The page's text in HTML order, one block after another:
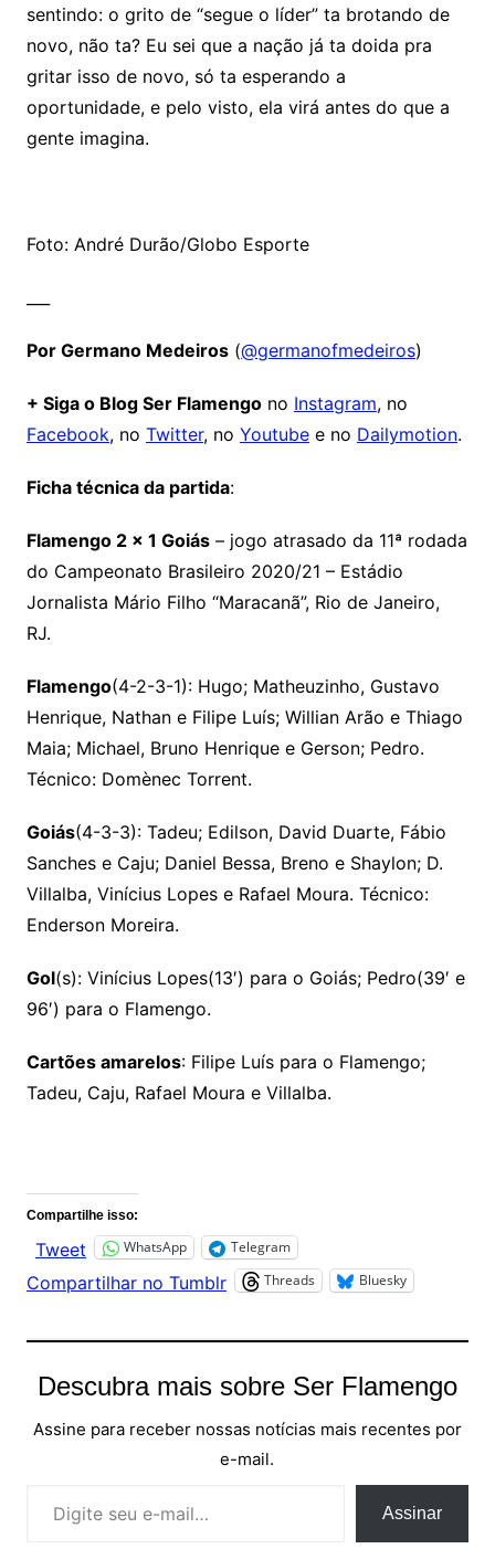
sentindo: o grito de “segue o líder” ta brotando de
novo, não ta? Eu sei que a nação já ta doida pra
gritar isso de novo, só ta esperando a
oportunidade, e pelo visto, ela virá antes do que a
gente imagina.
Foto: André Durão/Globo Esporte
Por Germano Medeiros(@germanofmedeiros)
+ Siga o Blog Ser Flamengono Instagram, no
Facebook, no Twitter, no Youtubee no Dailymotion.
Ficha técnica da partida:
Flamengo 2 x 1 Goiás– jogo atrasado da 11ª rodada
do Campeonato Brasileiro 2020/21 – Estádio
Jornalista Mário Filho “Maracanã”, Rio de Janeiro,
RJ.
Flamengo(4-2-3-1): Hugo; Matheuzinho, Gustavo
Henrique, Nathan e Filipe Luís; Willian Arão e Thiago
Maia; Michael, Bruno Henrique e Gerson; Pedro.
Técnico: Domènec Torrent.
Goiás(4-3-3): Tadeu; Edilson, David Duarte, Fábio
Sanches e Caju; Daniel Bessa, Breno e Shaylon; D.
Villalba, Vinícius Lopes e Rafael Moura. Técnico:
Enderson Moreira.
Gol(s): Vinícius Lopes(13′) para o Goiás; Pedro(39′ e
96′) para o Flamengo.
Cartões amarelos: Filipe Luís para o Flamengo;
Tadeu, Caju, Rafael Moura e Villalba.
Compartilhe isso:
Tweet WhatsApp Telegram
Compartilhar no Tumblr Threads Bluesky
Descubra mais sobre Ser Flamengo
Assine para receber nossas notícias mais recentes por
e-mail.
Assinar